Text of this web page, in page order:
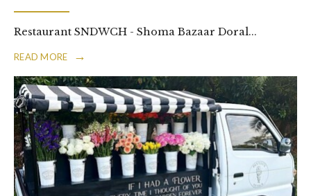
Restaurant SNDWCH - Shoma Bazaar Doral...
READ MORE →